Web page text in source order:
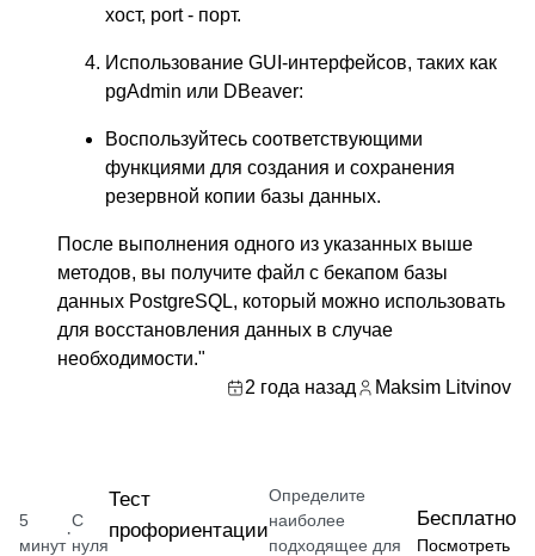
хост, port - порт.
Использование GUI-интерфейсов, таких как
pgAdmin или DBeaver:
Воспользуйтесь соответствующими
функциями для создания и сохранения
резервной копии базы данных.
После выполнения одного из указанных выше
методов, вы получите файл с бекапом базы
данных PostgreSQL, который можно использовать
для восстановления данных в случае
необходимости."
2 года назад
Maksim Litvinov
5
минут
·
С
нуля
Тест
профориентации
Определите
наиболее
подходящее для
Бесплатно
Посмотреть